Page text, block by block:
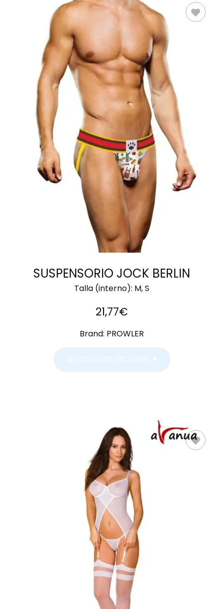
SELECCIONAR
OPCIONES
SUSPENSORIO JOCK BERLIN
Talla (interno): M, S
21,77€
Brand: PROWLER
SELECCIONAR OPCIONES
SELECCIONAR
OPCIONES